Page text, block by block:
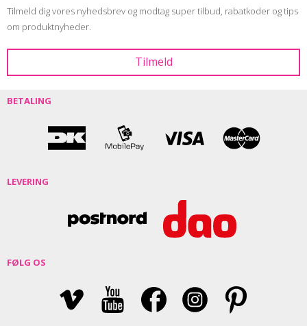
Tilmeld dig vores nyhedsbrev og modtag super tilbud, rabatkoder og tips
om produktnyheder.
BETALING
LEVERING
FØLG OS